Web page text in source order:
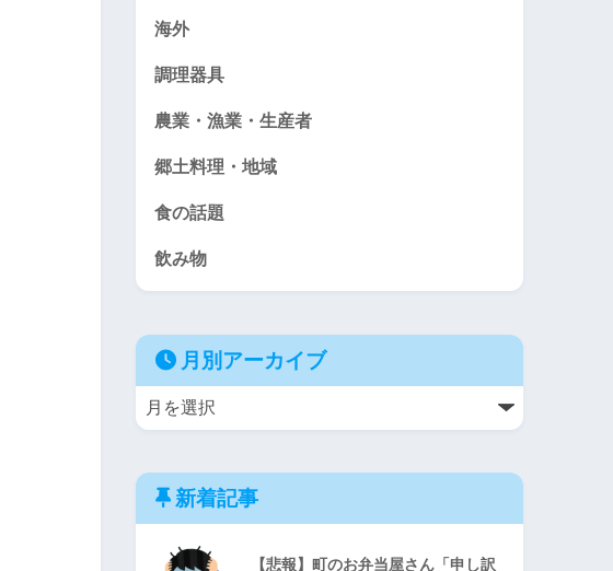
海外
調理器具
農業・漁業・生産者
郷土料理・地域
食の話題
飲み物
月別アーカイブ
新着記事
【悲報】町のお弁当屋さん「申し訳